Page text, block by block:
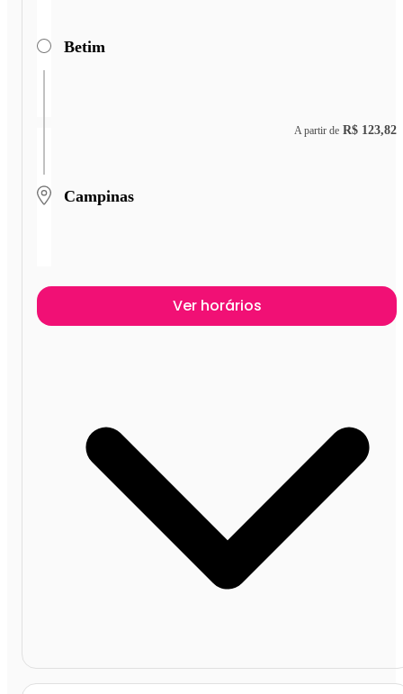
Betim
Campinas
A partir de R$ 123,82
Ver horários